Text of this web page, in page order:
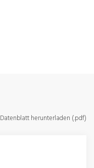
Datenblatt herunterladen (.pdf)